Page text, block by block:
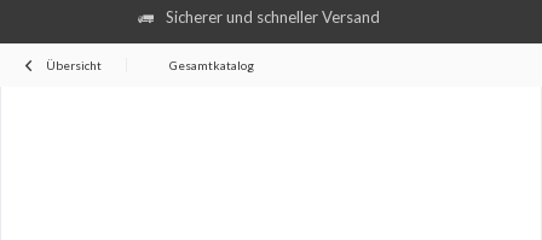
Sicherer und schneller Versand
Übersicht Gesamtkatalog